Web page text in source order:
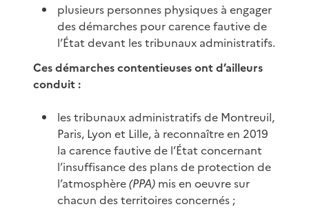
plusieurs personnes physiques à engager
des démarches pour carence fautive de
l’État devant les tribunaux administratifs.
Ces démarches contentieuses ont d’ailleurs
conduit :
les tribunaux administratifs de Montreuil,
Paris, Lyon et Lille, à reconnaître en 2019
la carence fautive de l’État concernant
l’insuffisance des plans de protection de
l’atmosphère(PPA) mis en oeuvre sur
chacun des territoires concernés ;